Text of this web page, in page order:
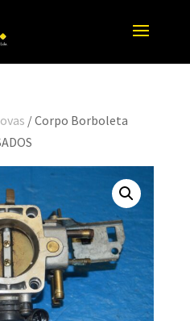
/ Corpo Borboleta